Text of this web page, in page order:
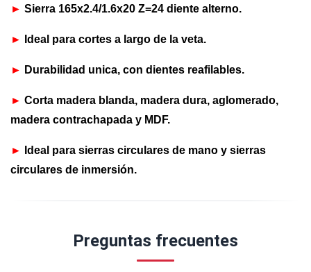
► Sierra 165x2.4/1.6x20 Z=24 diente alterno.
► Ideal para cortes a largo de la veta.
► Durabilidad unica, con dientes reafilables.
► Corta madera blanda, madera dura, aglomerado,
madera contrachapada y MDF.
►
Ideal para sierras circulares de mano y sierras
circulares de inmersión.
Preguntas frecuentes